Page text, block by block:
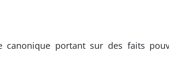
canonique portant sur des faits